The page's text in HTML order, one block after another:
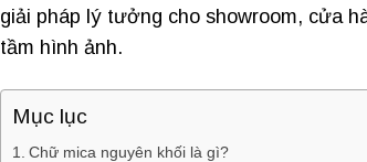
giải pháp lý tưởng cho showroom, cửa
tầm hình ảnh.
Mục lục
Chữ mica nguyên khối là gì?